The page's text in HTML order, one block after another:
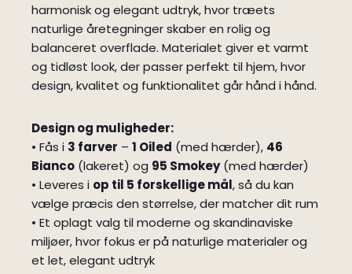
harmonisk og elegant udtryk, hvor træets
naturlige åretegninger skaber en rolig og
balanceret overflade. Materialet giver et varmt
og tidløst look, der passer perfekt til hjem, hvor
design, kvalitet og funktionalitet går hånd i hånd.
Design og muligheder:
• Fås i 3 farver – 1 Oiled (med hærder), 46
Bianco (lakeret) og 95 Smokey(med hærder)
• Leveres i op til 5 forskellige mål, så du kan
vælge præcis den størrelse, der matcher dit rum
• Et oplagt valg til moderne og skandinaviske
miljøer, hvor fokus er på naturlige materialer og
et let, elegant udtryk